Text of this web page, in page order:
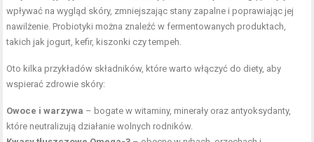
wpływać na wygląd skóry, zmniejszając stany zapalne i poprawiając jej
nawilżenie. Probiotyki można znaleźć w fermentowanych produktach,
takich jak jogurt, kefir, kiszonki czy tempeh.
Oto kilka przykładów składników, które warto włączyć do diety, aby
wspierać zdrowie skóry:
Owoce i warzywa – bogate w witaminy, minerały oraz antyoksydanty,
które neutralizują działanie wolnych rodników.